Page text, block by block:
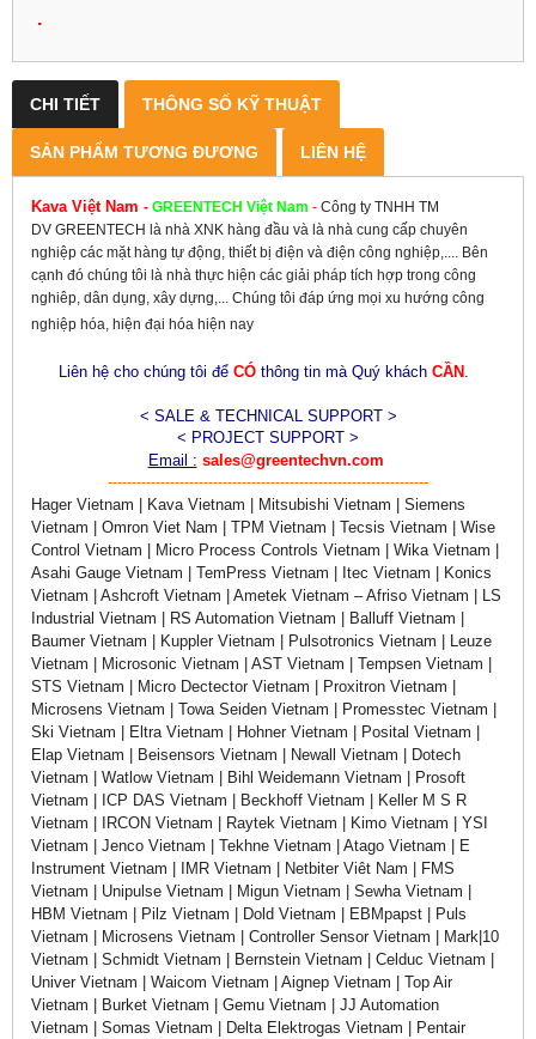
.
CHI TIẾT THÔNG SỐ KỸ THUẬT
SẢN PHẨM TƯƠNG ĐƯƠNG LIÊN HỆ
Kava Việt Nam - GREENTECH Việt Nam - Công ty TNHH TM
DV GREENTECH là nhà XNK hàng đầu và là nhà cung cấp chuyên
nghiệp các mặt hàng tự động, thiết bị điện và điện công nghiệp,.... Bên
cạnh đó chúng tôi là nhà thực hiện các giải pháp tích hợp trong công
nghiêp, dân dụng, xây dựng,... Chúng tôi đáp ứng mọi xu hướng công
nghiệp hóa, hiện đại hóa hiện nay
Liên hệ cho chúng tôi để CÓthông tin mà Quý khách CẦN.
< SALE & TECHNICAL SUPPORT >
< PROJECT SUPPORT >
Email : sales@greentechvn.com
-------------------------------------------------------------------
Hager Vietnam | Kava Vietnam | Mitsubishi Vietnam | Siemens
Vietnam | Omron Viet Nam | TPM Vietnam | Tecsis Vietnam | Wise
Control Vietnam | Micro Process Controls Vietnam | Wika Vietnam |
Asahi Gauge Vietnam | TemPress Vietnam | Itec Vietnam | Konics
Vietnam | Ashcroft Vietnam | Ametek Vietnam – Afriso Vietnam | LS
Industrial Vietnam | RS Automation Vietnam | Balluff Vietnam |
Baumer Vietnam | Kuppler Vietnam | Pulsotronics Vietnam | Leuze
Vietnam | Microsonic Vietnam | AST Vietnam | Tempsen Vietnam |
STS Vietnam | Micro Dectector Vietnam | Proxitron Vietnam |
Microsens Vietnam | Towa Seiden Vietnam | Promesstec Vietnam |
Ski Vietnam | Eltra Vietnam | Hohner Vietnam | Posital Vietnam |
Elap Vietnam | Beisensors Vietnam | Newall Vietnam | Dotech
Vietnam | Watlow Vietnam | Bihl Weidemann Vietnam | Prosoft
Vietnam | ICP DAS Vietnam | Beckhoff Vietnam | Keller M S R
Vietnam | IRCON Vietnam | Raytek Vietnam | Kimo Vietnam | YSI
Vietnam | Jenco Vietnam | Tekhne Vietnam | Atago Vietnam | E
Instrument Vietnam | IMR Vietnam | Netbiter Viêt Nam | FMS
Vietnam | Unipulse Vietnam | Migun Vietnam | Sewha Vietnam |
HBM Vietnam | Pilz Vietnam | Dold Vietnam | EBMpapst | Puls
Vietnam | Microsens Vietnam | Controller Sensor Vietnam | Mark|10
Vietnam | Schmidt Vietnam | Bernstein Vietnam | Celduc Vietnam |
Univer Vietnam | Waicom Vietnam | Aignep Vietnam | Top Air
Vietnam | Burket Vietnam | Gemu Vietnam | JJ Automation
Vietnam | Somas Vietnam | Delta Elektrogas Vietnam | Pentair